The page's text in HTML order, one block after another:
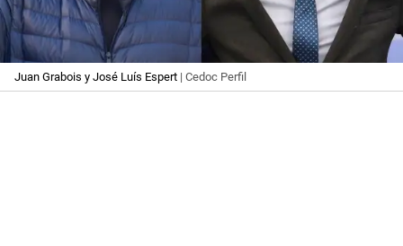
Juan Grabois y José Luís Espert | Cedoc Perfil